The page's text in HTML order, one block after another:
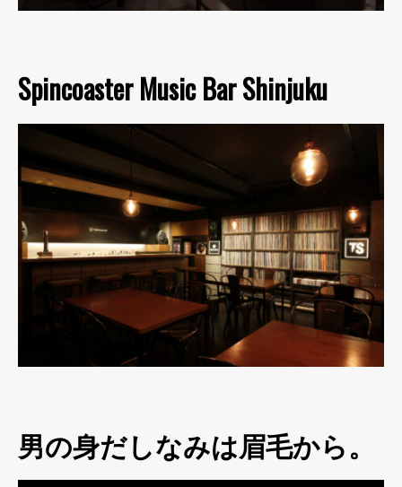
Spincoaster Music Bar Shinjuku
男の身だしなみは眉毛から。